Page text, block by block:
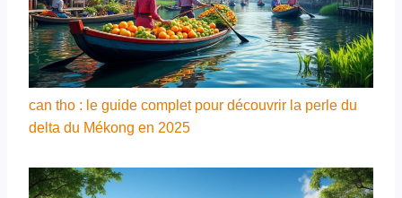
can tho : le guide complet pour découvrir la perle du
delta du Mékong en 2025